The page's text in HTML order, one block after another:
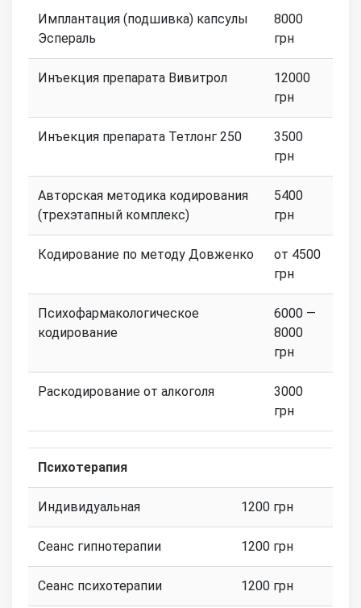
Имплантация (подшивка) капсулы
Эспераль
8000
грн
Инъекция препарата Вивитрол
12000
грн
Инъекция препарата Тетлонг 250
3500
грн
Авторская методика кодирования
(трехэтапный комплекс)
5400
грн
Кодирование по методу Довженко
от 4500
грн
Психофармакологическое
кодирование
6000 —
8000
грн
Раскодирование от алкоголя
3000
грн
Психотерапия
Индивидуальная 1200 грн
Сеанс гипнотерапии 1200 грн
Сеанс психотерапии 1200 грн